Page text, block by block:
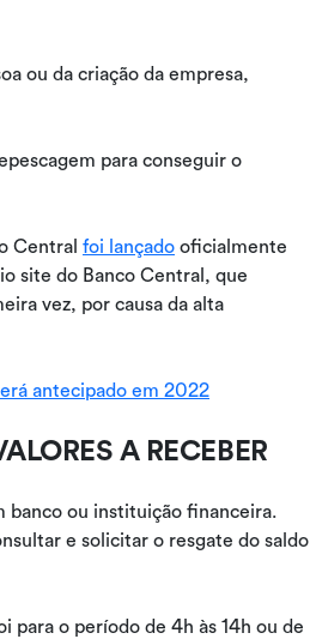
ou da criação da empresa,
Central foi lançado oficialmente
site do Banco Central, que
vez, por causa da alta
antecipado em 2022
A RECEBER
banco ou instituição financeira.
e solicitar o resgate do saldo
para o período de 4h às 14h ou de